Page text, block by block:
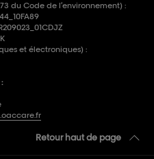
du Code de l’environnement) :
et électroniques) :
Retour haut de page